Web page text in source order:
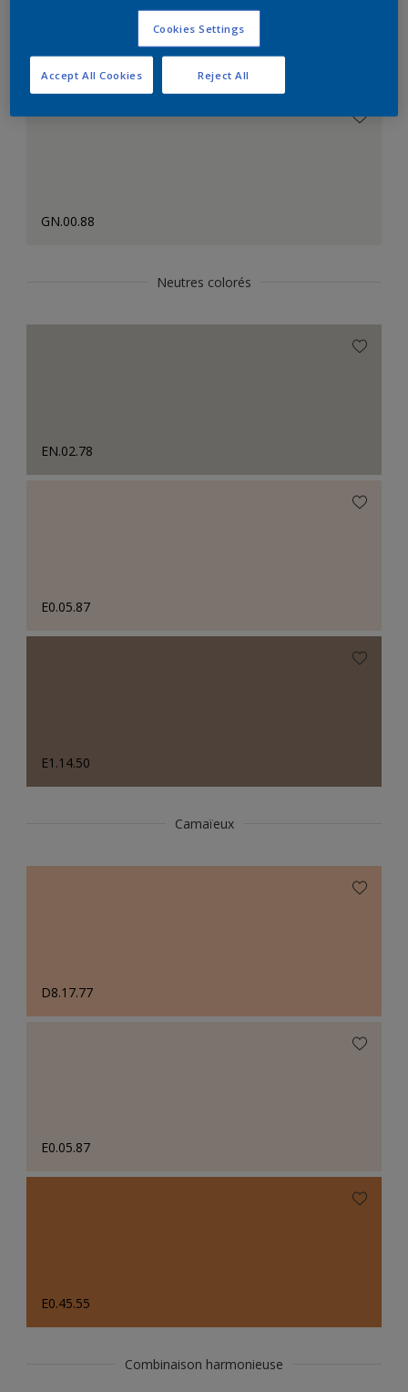
Le Blanc Parfait
GN.00.88
Neutres colorés
EN.02.78
E0.05.87
E1.14.50
Camaïeux
D8.17.77
E0.05.87
E0.45.55
Combinaison harmonieuse
Cookies Settings
Reject All
Accept All Cookies